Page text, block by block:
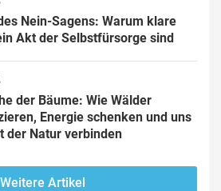
Nein-Sagens: Warum klare
Akt der Selbstfürsorge sind
der Bäume: Wie Wälder
Energie schenken und uns
der Natur verbinden
Weitere Artikel